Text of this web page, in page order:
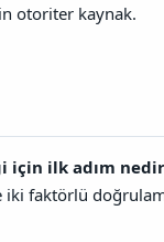
otoriter kaynak.
için ilk adım
iki faktörlü